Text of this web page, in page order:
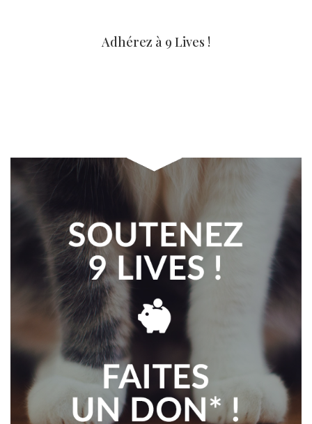
Adhérez à 9 Lives !